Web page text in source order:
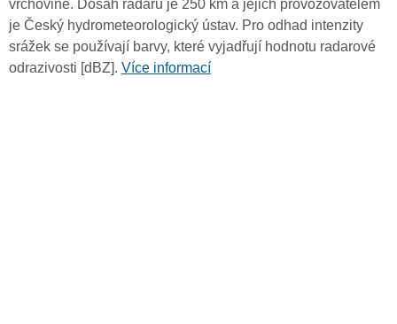
vrchovině. Dosah radarů je 250 km a jejich provozovatelem
je Český hydrometeorologický ústav. Pro odhad intenzity
srážek se používají barvy, které vyjadřují hodnotu radarové
odrazivosti [dBZ]. Více informací